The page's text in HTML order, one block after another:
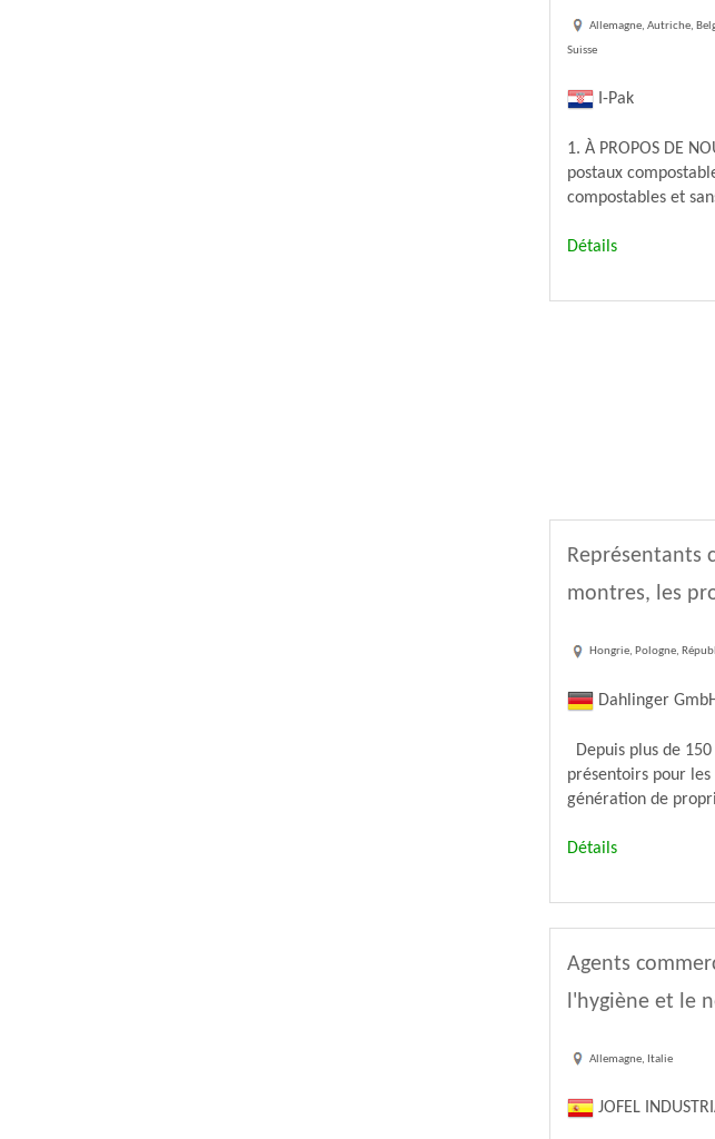
Allemagne, Autriche,
Suisse
I-Pak
1. À PROPOS DE
postaux
compostables et
Détails
Représentants
montres, les
Hongrie, Pologne,
Dahlinger
Depuis plus de
présentoirs pour
génération de
Détails
Agents
l'hygiène et le
Allemagne, Italie
JOFEL